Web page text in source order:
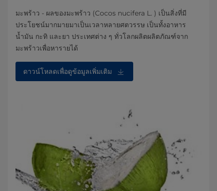
มะพร้าว - ผลของมะพร้าว (Cocos nucifera L. ) เป็นสิ่งที่มี
ประโยชน์มากมายมาเป็นเวลาหลายศตวรรษ เป็นทั้งอาหาร
น้ำมัน กะทิ และยา ประเทศต่าง ๆ ทั่วโลกผลิตผลิตภัณฑ์จาก
มะพร้าวเพื่อหารายได้
ดาวน์โหลดเพื่อดูข้อมูลเพิ่มเติม